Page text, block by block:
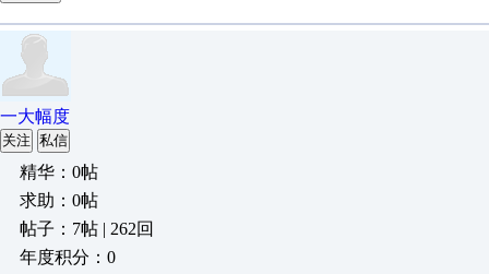
一大幅度
关注 私信
精华：0帖
求助：0帖
帖子：7帖 | 262回
年度积分：0